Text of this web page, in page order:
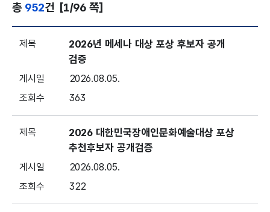
총 952건 [1/96 쪽]
2026년 메세나 대상 포상 후보자 공개
검증
2026.08.05.
363
2026 대한민국장애인문화예술대상 포상
추천후보자 공개검증
2026.08.05.
322